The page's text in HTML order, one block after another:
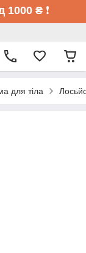
1000 ₴ ❗
для тіла